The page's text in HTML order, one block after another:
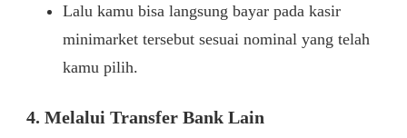
Lalu kamu bisa langsung bayar pada kasir
minimarket tersebut sesuai nominal yang telah
kamu pilih.
4. Melalui Transfer Bank Lain